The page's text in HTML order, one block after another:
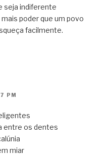
seja indiferente
poder que um povo
facilmente.
PM
entre os dentes
miar